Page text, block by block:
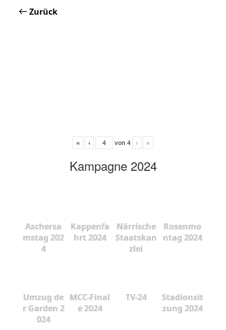
Zurück
« ‹ von 4 › »
Kampagne 2024
Aschersa
mstag 202
4
Kappenfa
hrt 2024
Närrische
Staatskan
zlei
Rosenmo
ntag 2024
Umzug de
r Garden 2
024
MCC-Final
e 2024
TV-24
Stadionsit
zung 2024